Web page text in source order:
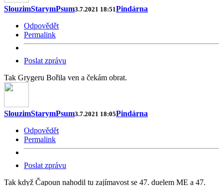
SlouzimStarymPsum3.7.2021 18:51Pindárna
Odpovědět
Permalink
Poslat zprávu
Tak Grygeru Bořila ven a čekám obrat.
SlouzimStarymPsum3.7.2021 18:05Pindárna
Odpovědět
Permalink
Poslat zprávu
Tak když Čapoun nahodil tu zajímavost se 47. duelem ME a 47.